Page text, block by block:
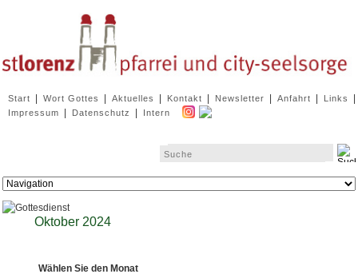
überspringen
Start Wort Gottes Aktuelles Kontakt Newsletter Anfahrt Links
Impressum Datenschutz Intern
Zielseite
Oktober 2024
Wählen Sie den Monat